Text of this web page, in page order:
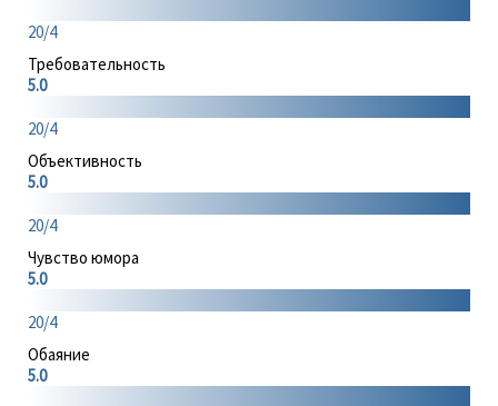
20/4
Требовательность
5.0
20/4
Объективность
5.0
20/4
Чувство юмора
5.0
20/4
Обаяние
5.0